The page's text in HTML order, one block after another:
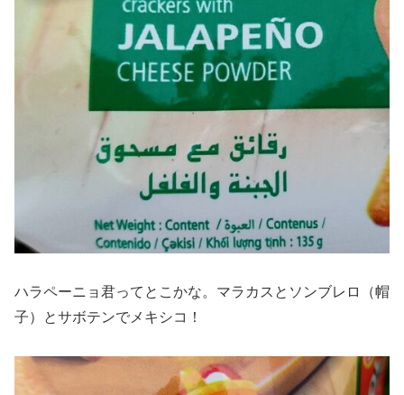
ハラペーニョ君ってとこかな。マラカスとソンブレロ（帽
子）とサボテンでメキシコ！